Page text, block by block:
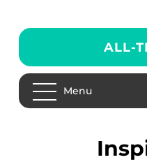
ALL-
Menu